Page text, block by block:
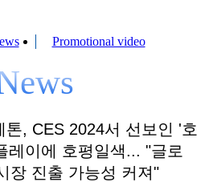
Promotional video
톤, CES 2024서 선보인 '호
레이에 호평일색... "글로
장 진출 가능성 커져"